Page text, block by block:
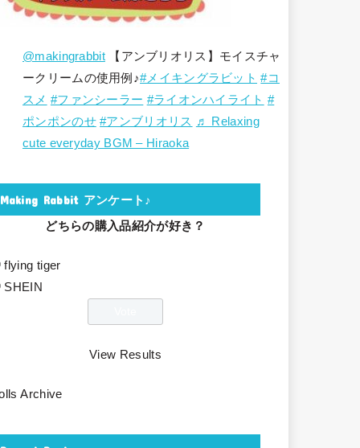
@makingrabbit【アンブリオリス】モイスチャ
ークリームの使用例♪#メイキングラビット #コ
スメ #ファンシーラー #ライオンハイライト #
ポンポンのせ #アンブリオリス ♬ Relaxing
cute everyday BGM – Hiraoka
Making Rabbit アンケート♪
どちらの購入品紹介が好き？
flying tiger
SHEIN
View Results
Archive